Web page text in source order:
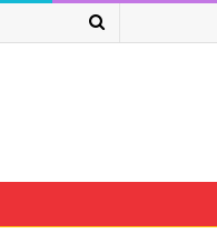
Search